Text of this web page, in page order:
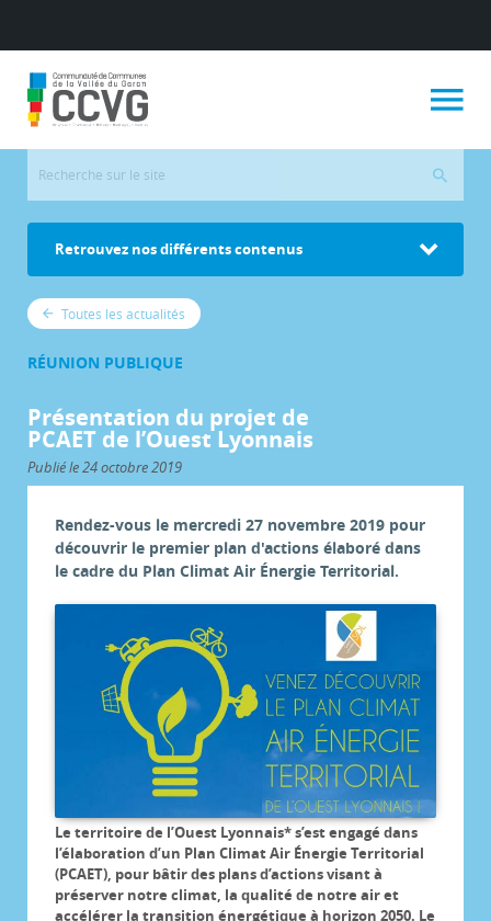
Retrouvez nos différents contenus
Toutes les actualités
RÉUNION PUBLIQUE
Présentation du projet de
PCAET de l’Ouest Lyonnais
Publié le 24 octobre 2019
Rendez-vous le mercredi 27 novembre 2019 pour
découvrir le premier plan d'actions élaboré dans
le cadre du Plan Climat Air Énergie Territorial.
Le territoire de l’Ouest Lyonnais* s’est engagé dans
l’élaboration d’un Plan Climat Air Énergie Territorial
(PCAET), pour bâtir des plans d’actions visant à
préserver notre climat, la qualité de notre air et
accélérer la transition énergétique à horizon 2050. Le